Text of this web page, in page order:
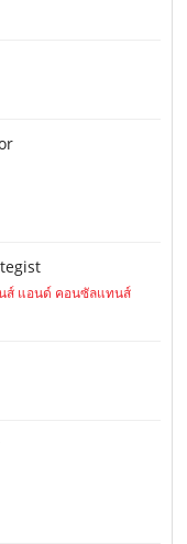
ส์ แอนด์ คอนซัลแทนส์